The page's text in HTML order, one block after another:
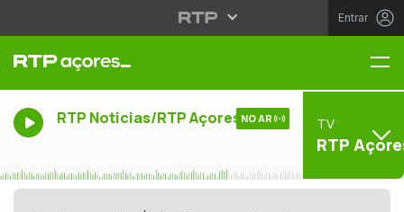
Entrar
RTP Noticias/RTP Açores NO AR TV
RTP